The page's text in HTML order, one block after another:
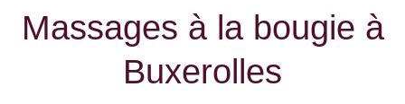
Massages à la bougie à
Buxerolles